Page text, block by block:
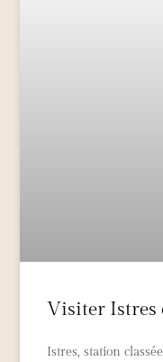
Visiter Istres
Istres, station